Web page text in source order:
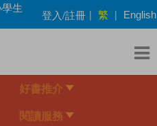
生
登入/註冊 | 繁 | English
好書推介
閱讀服務